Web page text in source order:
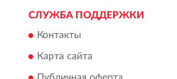
СЛУЖБА ПОДДЕРЖКИ
Контакты
Карта сайта